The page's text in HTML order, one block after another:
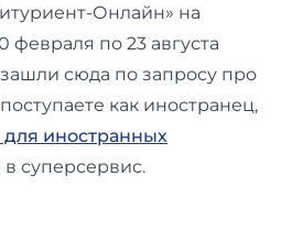
Онлайн» на
февраля по 23 августа
сюда по запросу про
как иностранец,
для иностранных
в суперсервис.